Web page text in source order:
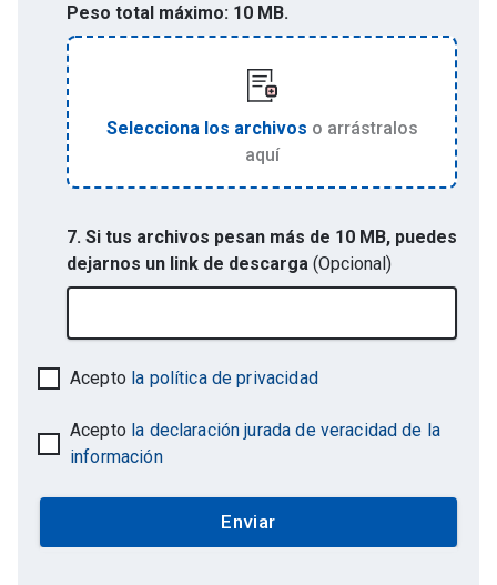
Peso total máximo: 10 MB.
Selecciona los archivos o arrástralos
aquí
7. Si tus archivos pesan más de 10 MB, puedes
dejarnos un link de descarga (Opcional)
Acepto la política de privacidad
Acepto la declaración jurada de veracidad de la
información
Enviar